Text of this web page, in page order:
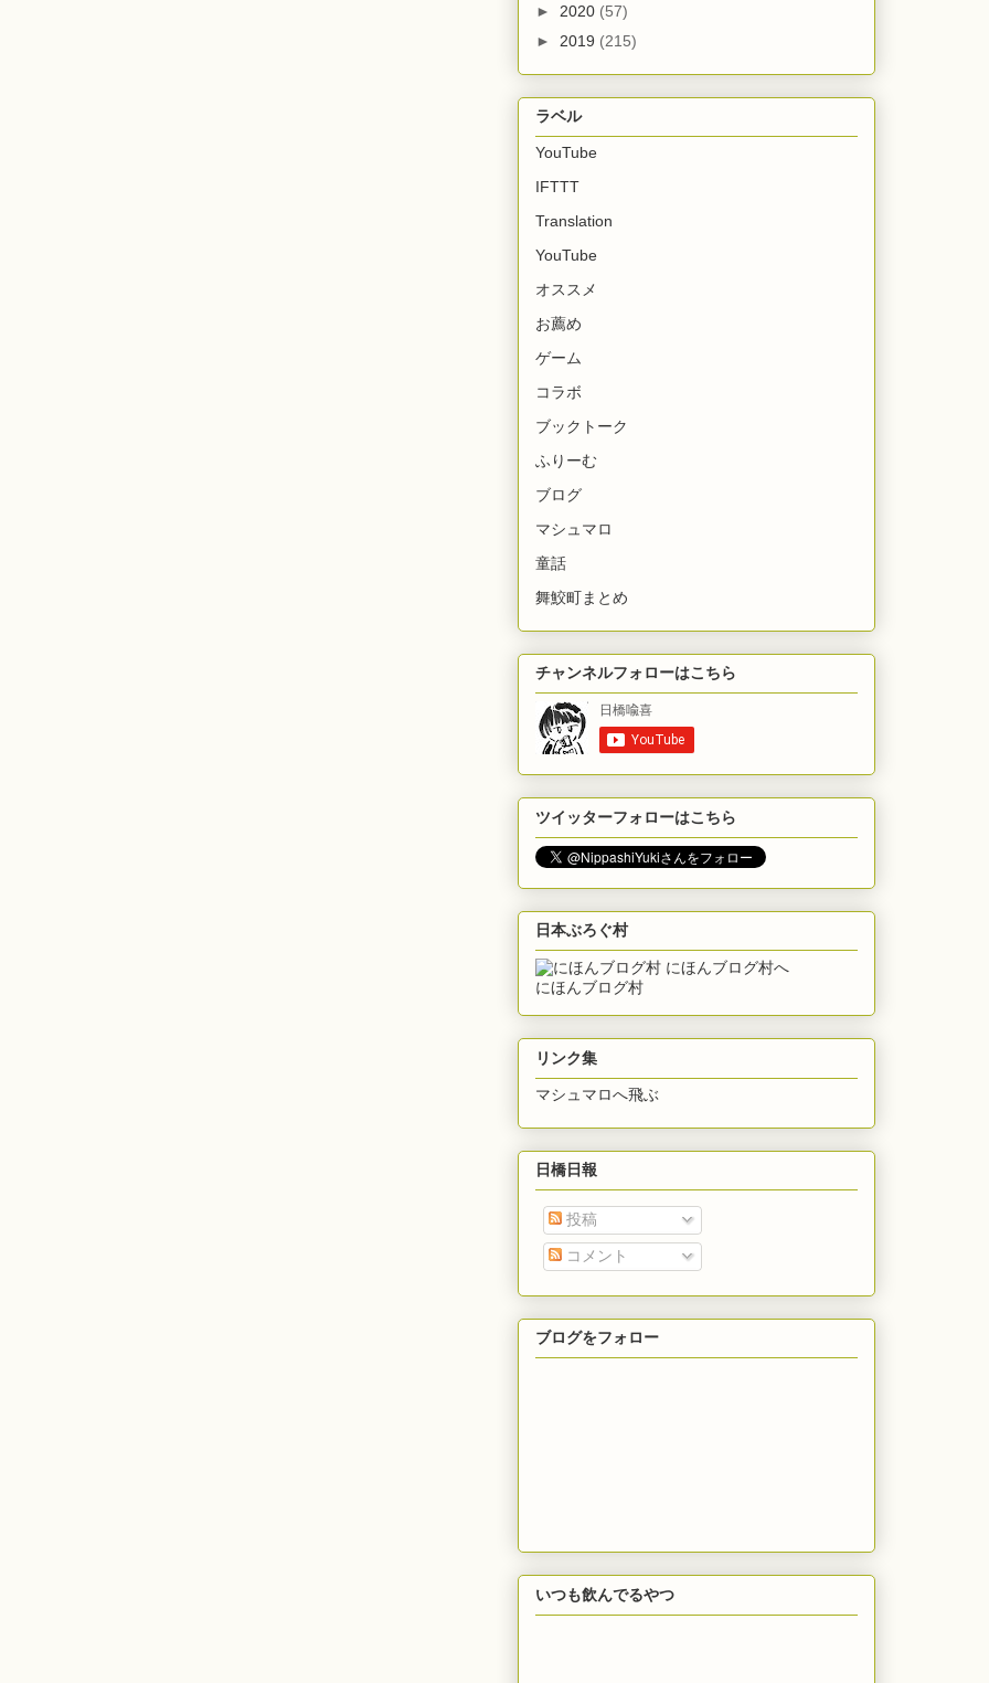
► 2020 (57)
► 2019 (215)
ラベル
YouTube
IFTTT
Translation
YouTube
オススメ
お薦め
ゲーム
コラボ
ブックトーク
ふりーむ
ブログ
マシュマロ
童話
舞鮫町まとめ
チャンネルフォローはこちら
ツイッターフォローはこちら
日本ぶろぐ村
にほんブログ村
リンク集
マシュマロへ飛ぶ
日橋日報
投稿
コメント
ブログをフォロー
いつも飲んでるやつ